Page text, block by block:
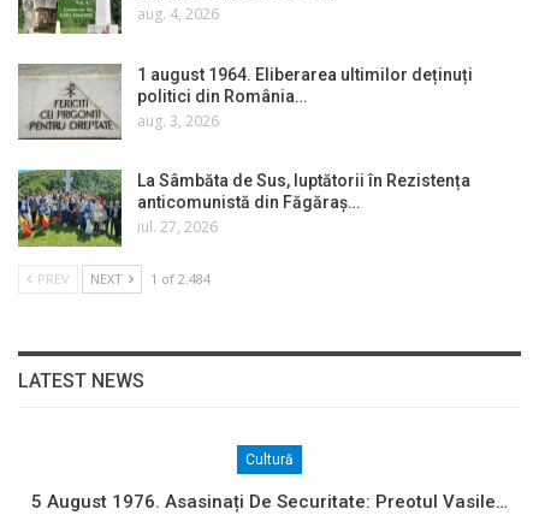
aug. 4, 2026
1 august 1964. Eliberarea ultimilor deținuți
politici din România…
aug. 3, 2026
La Sâmbăta de Sus, luptătorii în Rezistența
anticomunistă din Făgăraș…
iul. 27, 2026
PREV NEXT 1 of 2.484
LATEST NEWS
Cultură
5 August 1976. Asasinați De Securitate: Preotul Vasile…